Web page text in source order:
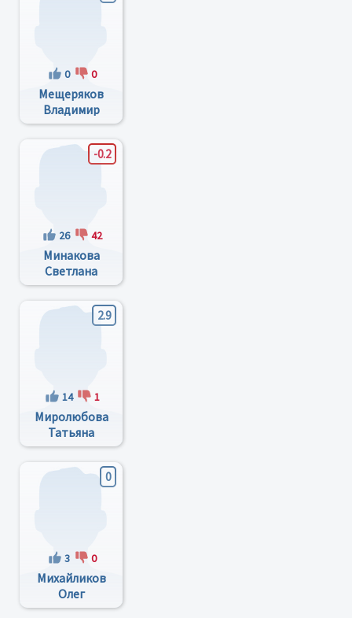
0 0
Мещеряков
Владимир
Николаевич
-0.2
26 42
Минакова
Светлана
Михайловна
2.9
14 1
Миролюбова
Татьяна
Егоровна
0
3 0
Михайликов
Олег
Григорьевич